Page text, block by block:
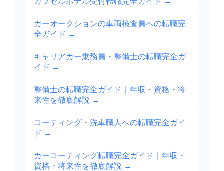
カーオークションの車両検査員への転職完
全ガイド →
キャリアカー乗務員・整備士の転職完全ガ
イド →
整備士の転職完全ガイド｜年収・資格・将
来性を徹底解説 →
コーティング・洗車職人への転職完全ガイ
ド →
カーコーティング転職完全ガイド｜年収・
資格・将来性を徹底解説 →